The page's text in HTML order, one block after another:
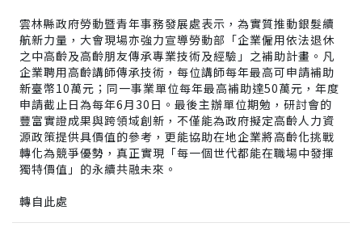
雲林縣政府勞動暨青年事務發展處表示，為實質推動銀髮續
航新力量，大會現場亦強力宣導勞動部「企業僱用依法退休
之中高齡及高齡朋友傳承專業技術及經驗」之補助計畫。凡
企業聘用高齡講師傳承技術，每位講師每年最高可申請補助
新臺幣10萬元；同一事業單位每年最高補助達50萬元，年度
申請截止日為每年6月30日。最後主辦單位期勉，研討會的
豐富實證成果與跨領域創新，不僅能為政府擬定高齡人力資
源政策提供具價值的參考，更能協助在地企業將高齡化挑戰
轉化為競爭優勢，真正實現「每一個世代都能在職場中發揮
獨特價值」的永續共融未來。
轉自此處